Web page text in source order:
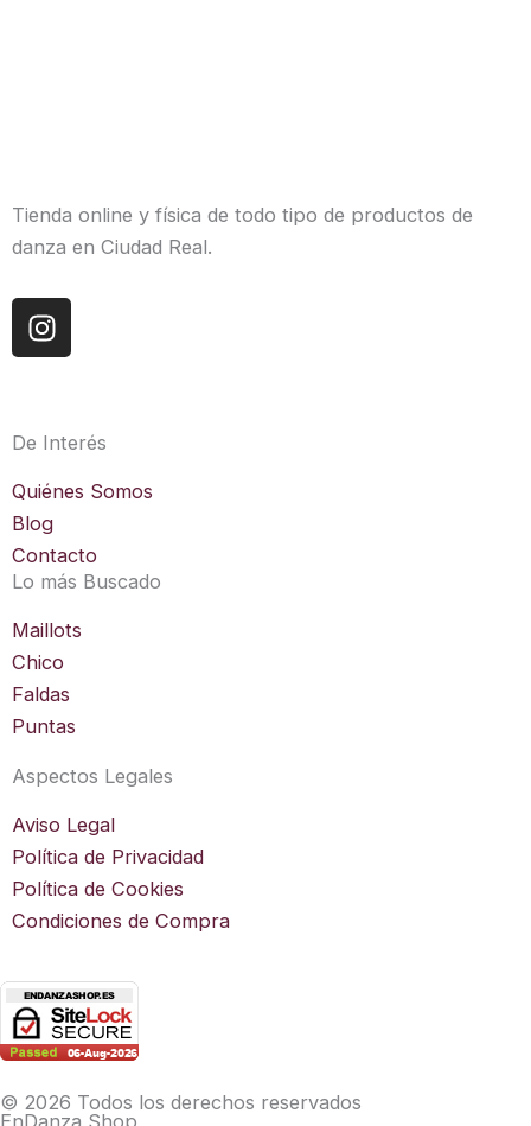
Tienda online y física de todo tipo de productos de
danza en Ciudad Real.
I
n
a
g
r
a
m
De Interés
Quiénes Somos
Blog
Contacto
Lo más Buscado
Maillots
Chico
Faldas
Puntas
Aspectos Legales
Aviso Legal
Política de Privacidad
Política de Cookies
Condiciones de Compra
© 2026 Todos los derechos reservados
EnDanza Shop